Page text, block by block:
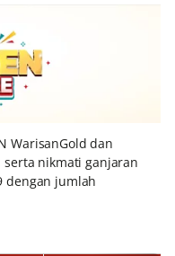
WarisanGold dan
nikmati ganjaran
dengan jumlah